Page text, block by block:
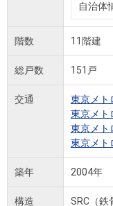
自治体
階数 11階建
総戸数 151戸
交通 東京メト
東京メト
東京メト
東京メト
築年 2004年
構造 SRC（鉄